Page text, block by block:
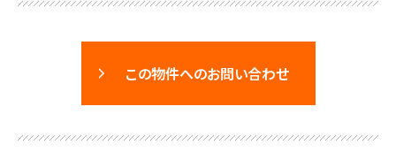
この物件へのお問い合わせ